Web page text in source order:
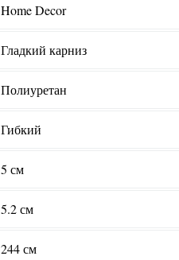
Home Decor
Гладкий карниз
Полиуретан
Гибкий
5 см
5.2 см
244 см